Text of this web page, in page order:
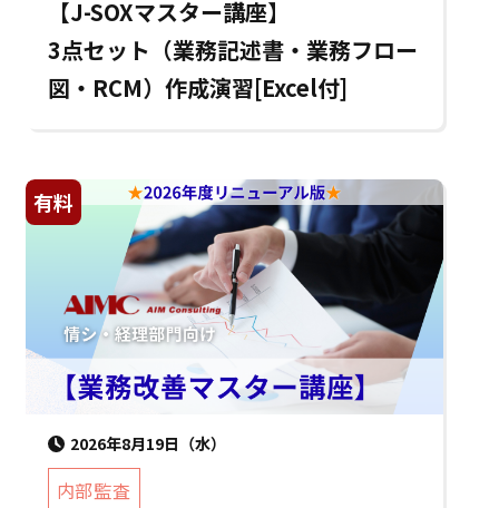
【J-SOXマスター講座】
3点セット（業務記述書・業務フロー
図・RCM）作成演習[Excel付]
有料
2026年8月19日（水）
内部監査